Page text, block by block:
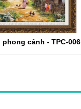
phong cảnh - TPC-006